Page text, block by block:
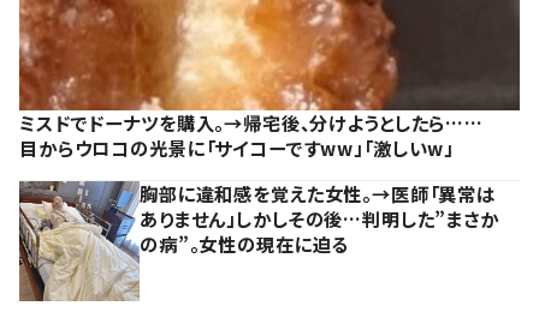
ミスドでドーナツを購入。→帰宅後、分けようとしたら……
目からウロコの光景に「サイコーですww」「激しいw」
胸部に違和感を覚えた女性。→医師「異常は
ありません」しかしその後…判明した”まさか
の病”。女性の現在に迫る